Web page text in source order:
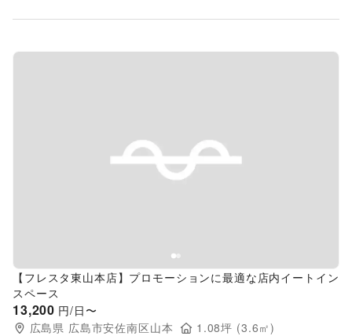
Previous slide
【フレスタ東山本店】プロモーションに最適な店内イートイン
スペース
13,200 円/日〜
広島県 広島市安佐南区山本 1.08坪 (3.6㎡)